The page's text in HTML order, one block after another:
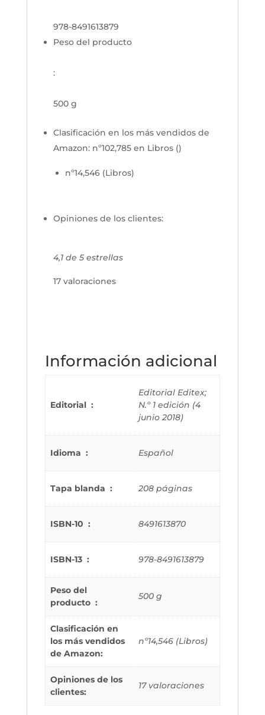
978-8491613879
Peso del producto
:
500 g
Clasificación en los más vendidos de
Amazon: nº102,785 en Libros ()
nº14,546 (Libros)
Opiniones de los clientes:
4,1 de 5 estrellas
17 valoraciones
Información adicional
Editorial ‏ : ‎
Editorial Editex;
N.º 1 edición (4
junio 2018)
Idioma ‏ : ‎ Español
Tapa blanda ‏ : ‎ 208 páginas
ISBN-10 ‏ : ‎ 8491613870
ISBN-13 ‏ : ‎ 978-8491613879
Peso del
producto ‏ : ‎
500 g
Clasificación en
los más vendidos
de Amazon:
nº14,546 (Libros)
Opiniones de los
clientes:
17 valoraciones